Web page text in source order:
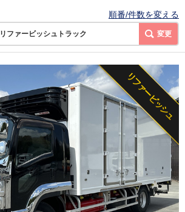
順番/件数を変える
リファービッシュトラック 変更
リファービッシュ